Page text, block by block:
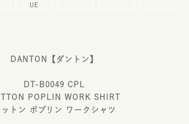
UE
DANTON【ダントン】
DT-B0049 CPL
POPLIN WORK SHIRT
ットン ポプリン ワークシャツ